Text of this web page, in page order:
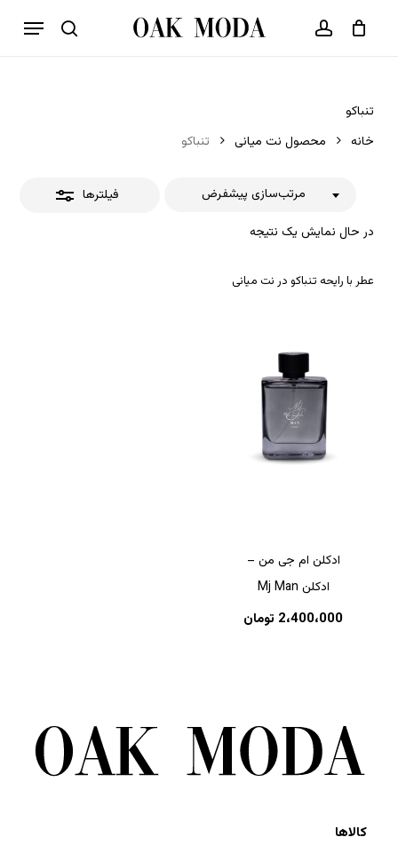
جستجو حساب کاربری
فهرست
سبد خرید بستن
تنباکو
خانه
محصول نت میانی تنباکو
فیلترها
در حال نمایش یک نتیجه
مرتب‌سازی پیشفرض
بستن
عطر با رایحه تنباکو در نت میانی
ادکلن ام جی من –
ادکلن Mj Man
2،400،000 تومان
کالاها